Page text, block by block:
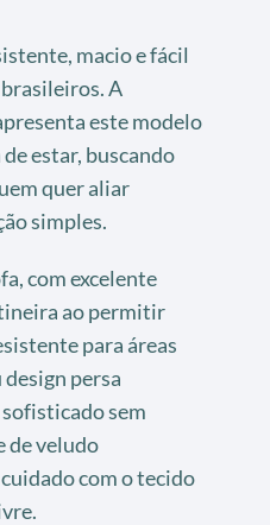
macio e fácil
A
este modelo
estar, buscando
quer aliar
simples.
com excelente
ao permitir
para áreas
design persa
sem
de veludo
com o tecido